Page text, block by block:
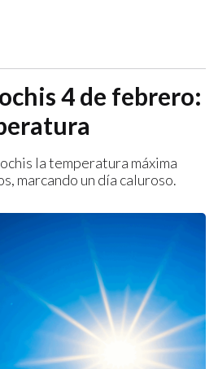
4 de febrero:
la temperatura máxima
marcando un día caluroso.